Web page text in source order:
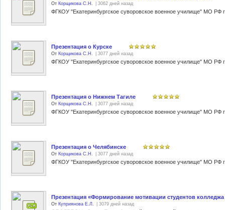
От Корщикова С.Н. | 3062 дней назад
Презентация о Курске
От Корщикова С.Н. | 3077 дней назад
Презентация о Нижнем Тагиле
От Корщикова С.Н. | 3077 дней назад
Презентация о Челябинске
От Корщикова С.Н. | 3077 дней назад
Презентация «Формирование мотивации студентов
От Куприянова Е.Л. | 3079 дней назад